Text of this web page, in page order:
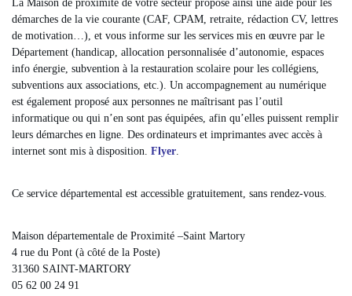
La Maison de proximité de votre secteur propose ainsi une aide pour les
démarches de la vie courante (CAF, CPAM, retraite, rédaction CV, lettres
de motivation…), et vous informe sur les services mis en œuvre par le
Département (handicap, allocation personnalisée d’autonomie, espaces
info énergie, subvention à la restauration scolaire pour les collégiens,
subventions aux associations, etc.). Un accompagnement au numérique
est également proposé aux personnes ne maîtrisant pas l’outil
informatique ou qui n’en sont pas équipées, afin qu’elles puissent remplir
leurs démarches en ligne. Des ordinateurs et imprimantes avec accès à
internet sont mis à disposition. Flyer.
Ce service départemental est accessible gratuitement, sans rendez-vous.
Maison départementale de Proximité –Saint Martory
4 rue du Pont (à côté de la Poste)
31360 SAINT-MARTORY
05 62 00 24 91